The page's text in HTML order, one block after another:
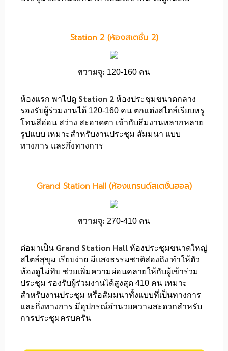
Station 2 (ห้องสเตชั่น 2)
ความจุ: 120-160 คน
ห้องแรก พาไปดู Station 2 ห้องประชุมขนาดกลาง
รองรับผู้ร่วมงานได้ 120-160 คน ตกแต่งสไตล์เรียบหรู
โทนสีอ่อน สว่าง สะอาดตา เข้ากับธีมงานหลากหลาย
รูปแบบ เหมาะสำหรับงานประชุม สัมมนา แบบ
ทางการ และกึ่งทางการ
Grand Station Hall (ห้องแกรนด์สเตชั่นฮอล)
ความจุ: 270-410 คน
ต่อมาเป็น Grand Station Hall ห้องประชุมขนาดใหญ่
สไตล์สุขุม เรียบง่าย มีแสงธรรมชาติส่องถึง ทำให้ตัว
ห้องดูไม่ทึบ ช่วยเพิ่มความผ่อนคลายให้กับผู้เข้าร่วม
ประชุม รองรับผู้ร่วมงานได้สูงสุด 410 คน เหมาะ
สำหรับงานประชุม หรือสัมมนาทั้งแบบที่เป็นทางการ
และกึ่งทางการ มีอุปกรณ์อำนวยความสะดวกสำหรับ
การประชุมครบครัน